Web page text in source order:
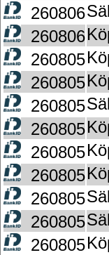
260806
260806
260805
260805
260805
260805
260805
260805
260805
260805
260805